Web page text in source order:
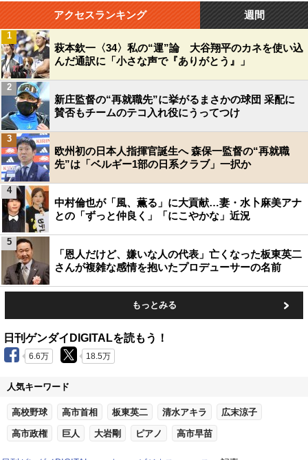
アクセスランキング 週間
萩本欽一〈34〉私の“運”論 大谷翔平のカネを使い込
んだ通訳に「小さな声で『ありがとう』」
1
新庄監督の“再就職先”に挙がるまさかの球団 采配に
賛否もチームのテコ入れ役にうってつけ
2
欧州初の日本人指揮官誕生へ 森保一監督の“再就職
先”は「ベルギー1部の日系クラブ」一択か
3
中村倫也が「風、薫る」に大貢献…妻・水卜麻美アナ
との「ずっと仲良く」「にこやかな」近況
4
「恩人だけど、嫌いな人の代表」亡くなった板東英二
さんが複雑な感情を抱いたプロデューサーの名前
5
もっとみる
日刊ゲンダイDIGITALを読もう！
6.6万 18.5万
人気キーワード
高校野球 高市首相 板東英二 清水アキラ 広末涼子
高市政権 巨人 大岩剛 ピアノ 高市早苗